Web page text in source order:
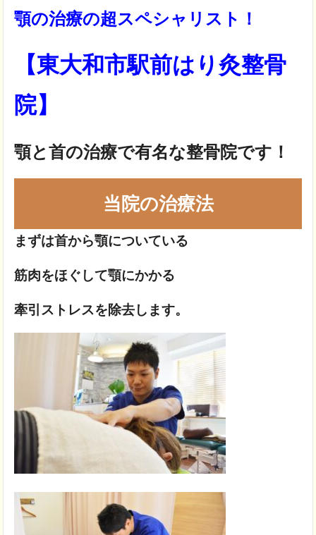
顎の治療の超スペシャリスト！
【東大和市駅前はり灸整骨
院】
顎と首の治療で有名な整骨院です！
当院の治療法
まずは首から顎についている
筋肉をほぐして顎にかかる
牽引ストレスを除去します。